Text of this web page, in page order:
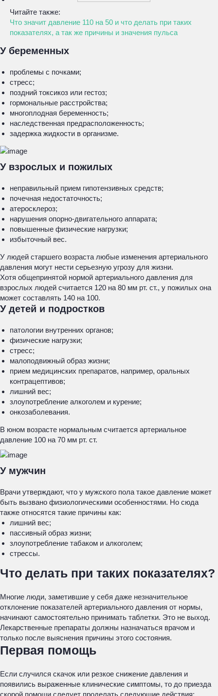
Читайте также:
Что значит давление 110 на 50 и что делать при таких
показателях, а так же причины и значения пульса
У беременных
проблемы с почками;
стресс;
поздний токсикоз или гестоз;
гормональные расстройства;
многоплодная беременность;
наследственная предрасположенность;
задержка жидкости в организме.
У взрослых и пожилых
неправильный прием гипотензивных средств;
почечная недостаточность;
атеросклероз;
нарушения опорно-двигательного аппарата;
повышенные физические нагрузки;
избыточный вес.
У людей старшего возраста любые изменения артериального
давления могут нести серьезную угрозу для жизни.
Хотя общепринятой нормой артериального давления для
взрослых людей считается 120 на 80 мм рт. ст., у пожилых она
может составлять 140 на 100.
У детей и подростков
патологии внутренних органов;
физические нагрузки;
стресс;
малоподвижный образ жизни;
прием медицинских препаратов, например, оральных
контрацептивов;
лишний вес;
злоупотребление алкоголем и курение;
онкозаболевания.
В юном возрасте нормальным считается артериальное
давление 100 на 70 мм рт. ст.
У мужчин
Врачи утверждают, что у мужского пола такое давление может
быть вызвано физиологическими особенностями. Но сюда
также относятся такие причины как:
лишний вес;
пассивный образ жизни;
злоупотребление табаком и алкоголем;
стрессы.
Что делать при таких показателях?
Многие люди, заметившие у себя даже незначительное
отклонение показателей артериального давления от нормы,
начинают самостоятельно принимать таблетки. Это не выход.
Лекарственные препараты должны назначаться врачом и
только после выяснения причины этого состояния.
Первая помощь
Если случился скачок или резкое снижение давления и
появились выраженные клинические симптомы, то до приезда
скорой помощи следует проделать следующие действия: